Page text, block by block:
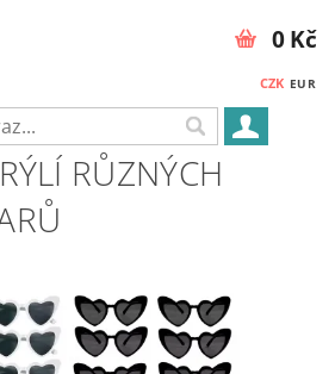
CZK EUR
0 Kč
RŮZNÝCH